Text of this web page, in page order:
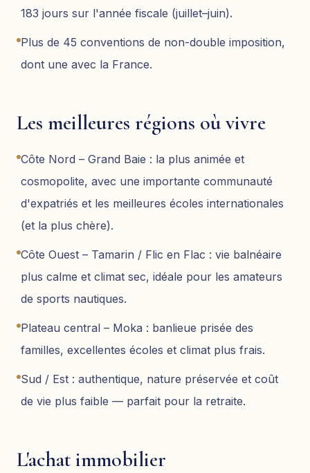
183 jours sur l'année fiscale (juillet–juin).
Plus de 45 conventions de non-double imposition,
dont une avec la France.
Les meilleures régions où vivre
Côte Nord – Grand Baie : la plus animée et
cosmopolite, avec une importante communauté
d'expatriés et les meilleures écoles internationales
(et la plus chère).
Côte Ouest – Tamarin / Flic en Flac : vie balnéaire
plus calme et climat sec, idéale pour les amateurs
de sports nautiques.
Plateau central – Moka : banlieue prisée des
familles, excellentes écoles et climat plus frais.
Sud / Est : authentique, nature préservée et coût
de vie plus faible — parfait pour la retraite.
L'achat immobilier